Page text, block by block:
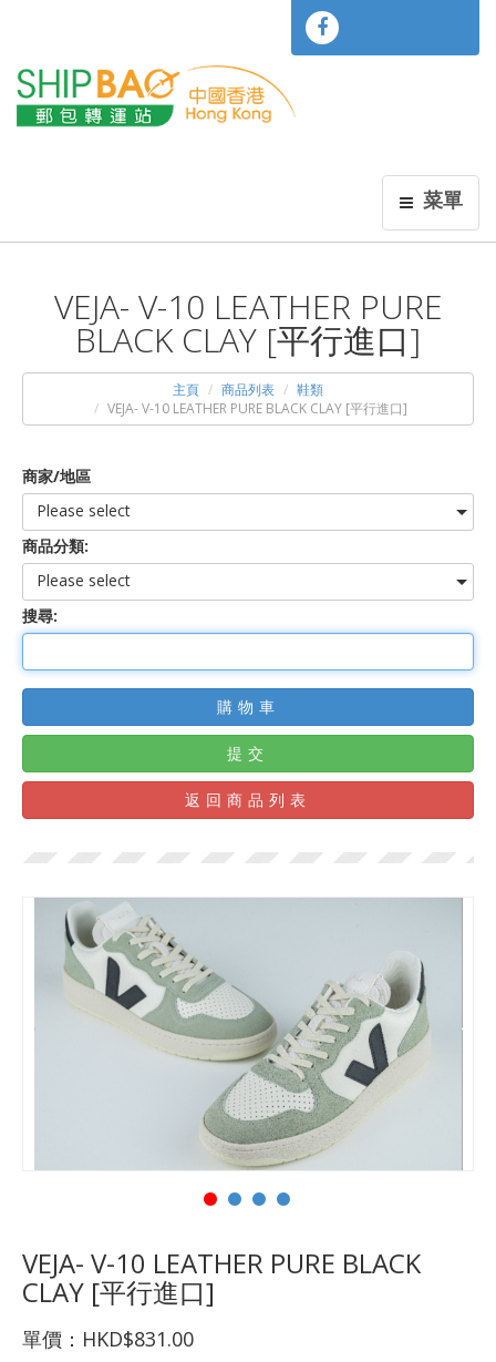
菜單
VEJA- V-10 LEATHER PURE
BLACK CLAY [平行進口]
主頁 商品列表
鞋類
VEJA- V-10 LEATHER PURE BLACK CLAY [平行進口]
商家/地區
Please select
商品分類:
Please select
搜尋:
購物車
提交
返回商品列表
VEJA- V-10 LEATHER PURE BLACK
CLAY [平行進口]
單價： HKD$831.00